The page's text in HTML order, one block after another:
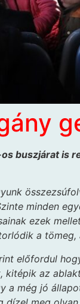
buszjárat is
minden
ezek
a
előfordul
kitépik az
a még jó